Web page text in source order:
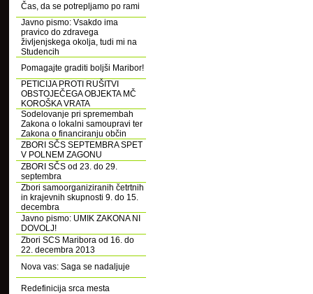
Čas, da se potrepljamo po rami
Javno pismo: Vsakdo ima
pravico do zdravega
življenjskega okolja, tudi mi na
Studencih
Pomagajte graditi boljši Maribor!
PETICIJA PROTI RUŠITVI
OBSTOJEČEGA OBJEKTA MČ
KOROŠKA VRATA
Sodelovanje pri spremembah
Zakona o lokalni samoupravi ter
Zakona o financiranju občin
ZBORI SČS SEPTEMBRA SPET
V POLNEM ZAGONU
ZBORI SČS od 23. do 29.
septembra
Zbori samoorganiziranih četrtnih
in krajevnih skupnosti 9. do 15.
decembra
Javno pismo: UMIK ZAKONA NI
DOVOLJ!
Zbori SCS Maribora od 16. do
22. decembra 2013
Nova vas: Saga se nadaljuje
Redefinicija srca mesta